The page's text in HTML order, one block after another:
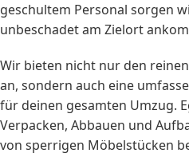
geschultem Personal sorgen
unbeschadet am Zielort
Wir bieten nicht nur den
an, sondern auch eine
für deinen gesamten Umzug.
Verpacken, Abbauen und
von sperrigen Möbelstücken